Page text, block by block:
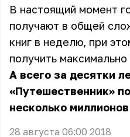
В настоящий момент
получают в общей
книг в неделю, при
получить максимально
А всего за десятки
«Путешественник»
несколько
28 августа 06:00 2018